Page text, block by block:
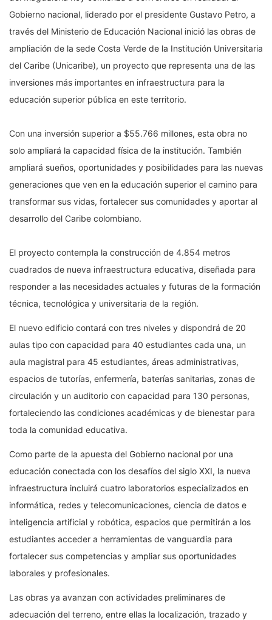
Gobierno nacional, liderado por el presidente Gustavo Petro, a
través del Ministerio de Educación Nacional inició las obras de
ampliación de la sede Costa Verde de la Institución Universitaria
del Caribe (Unicaribe), un proyecto que representa una de las
inversiones más importantes en infraestructura para la
educación superior pública en este territorio.
Con una inversión superior a $55.766 millones, esta obra no
solo ampliará la capacidad física de la institución. También
ampliará sueños, oportunidades y posibilidades para las nuevas
generaciones que ven en la educación superior el camino para
transformar sus vidas, fortalecer sus comunidades y aportar al
desarrollo del Caribe colombiano.
El proyecto contempla la construcción de 4.854 metros
cuadrados de nueva infraestructura educativa, diseñada para
responder a las necesidades actuales y futuras de la formación
técnica, tecnológica y universitaria de la región.
El nuevo edificio contará con tres niveles y dispondrá de 20
aulas tipo con capacidad para 40 estudiantes cada una, un
aula magistral para 45 estudiantes, áreas administrativas,
espacios de tutorías, enfermería, baterías sanitarias, zonas de
circulación y un auditorio con capacidad para 130 personas,
fortaleciendo las condiciones académicas y de bienestar para
toda la comunidad educativa.
Como parte de la apuesta del Gobierno nacional por una
educación conectada con los desafíos del siglo XXI, la nueva
infraestructura incluirá cuatro laboratorios especializados en
informática, redes y telecomunicaciones, ciencia de datos e
inteligencia artificial y robótica, espacios que permitirán a los
estudiantes acceder a herramientas de vanguardia para
fortalecer sus competencias y ampliar sus oportunidades
laborales y profesionales.
Las obras ya avanzan con actividades preliminares de
adecuación del terreno, entre ellas la localización, trazado y